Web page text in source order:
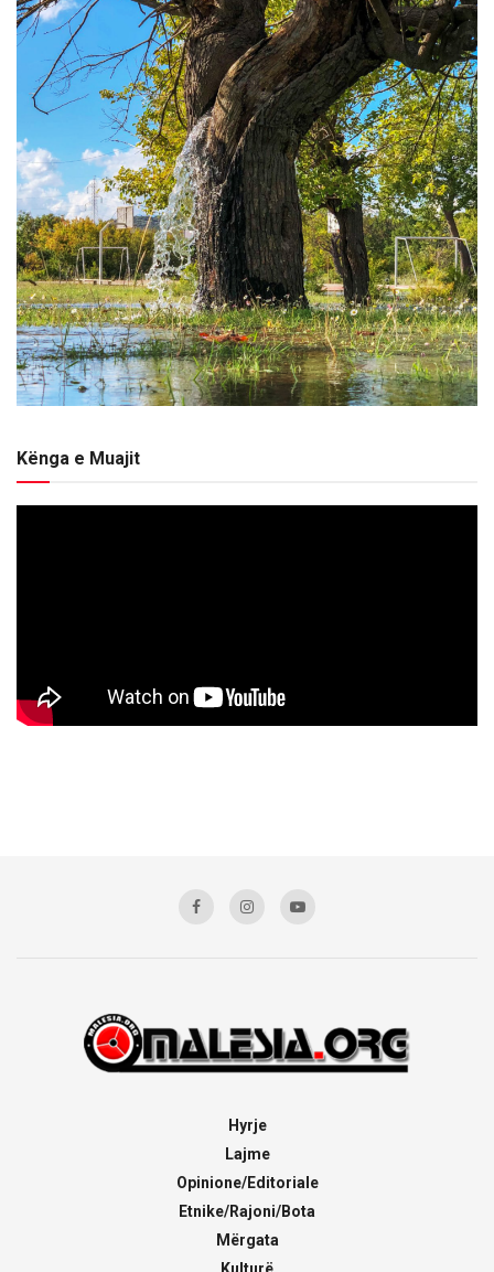
Kënga e Muajit
Hyrje
Lajme
Opinione/Editoriale
Etnike/Rajoni/Bota
Mërgata
Kulturë